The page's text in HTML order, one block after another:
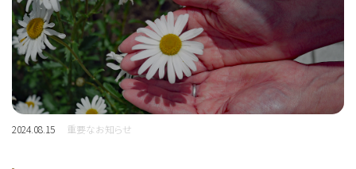
2024.08.15 重要なお知らせ